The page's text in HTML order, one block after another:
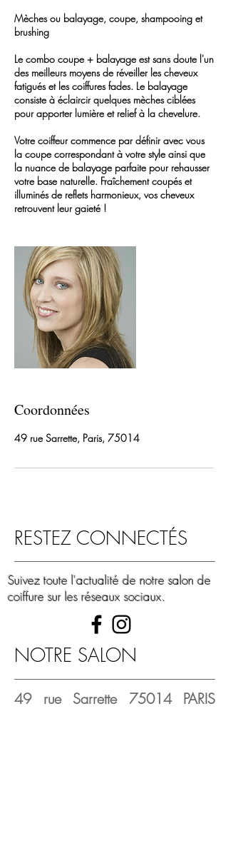
Mèches ou balayage, coupe, shampooing et
brushing
Le combo coupe + balayage est sans doute l'un
des meilleurs moyens de réveiller les cheveux
fatigués et les coiffures fades. Le balayage
consiste à éclaircir quelques mèches ciblées
pour apporter lumière et relief à la chevelure.
Votre coiffeur commence par définir avec vous
la coupe correspondant à votre style ainsi que
la nuance de balayage parfaite pour rehausser
votre base naturelle. Fraîchement coupés et
illuminés de reflets harmonieux, vos cheveux
Coordonnées
49 rue Sarrette, Paris, 75014
RESTEZ CONNECTÉS
Suivez toute l'actualité de notre salon de
coiffure sur les réseaux sociaux.
NOTRE SALON
49 rue Sarrette 75014 PARIS